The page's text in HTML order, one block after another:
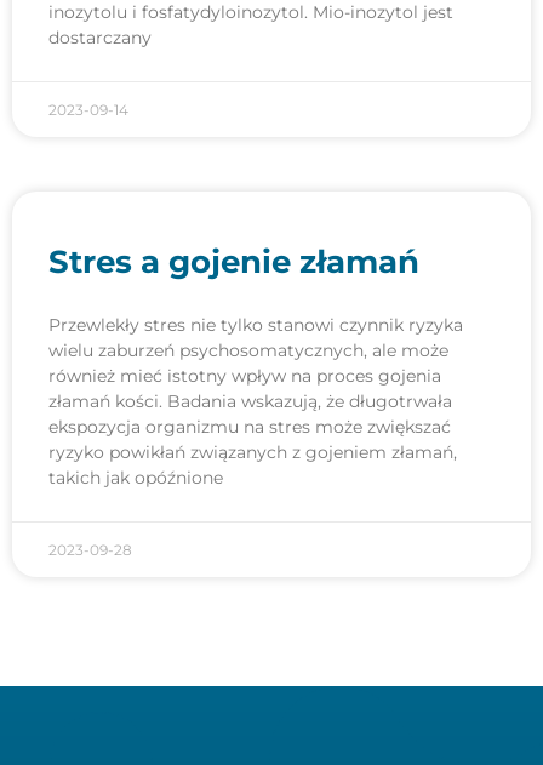
inozytolu i fosfatydyloinozytol. Mio-inozytol jest
dostarczany
2023-09-14
Stres a gojenie złamań
Przewlekły stres nie tylko stanowi czynnik ryzyka
wielu zaburzeń psychosomatycznych, ale może
również mieć istotny wpływ na proces gojenia
złamań kości. Badania wskazują, że długotrwała
ekspozycja organizmu na stres może zwiększać
ryzyko powikłań związanych z gojeniem złamań,
takich jak opóźnione
2023-09-28